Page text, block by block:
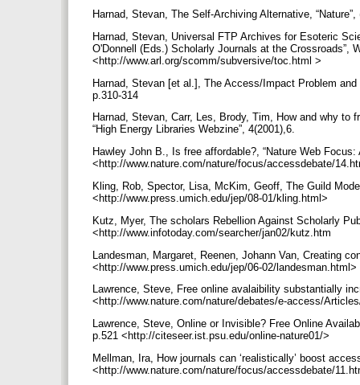
Harnad, Stevan, The Self-Archiving Alternative,
Harnad, Stevan, Universal FTP Archives for Esoteric
O'Donnell (Eds.) Scholarly Journals at the Crossroads”,
<http://www.arl.org/scomm/subversive/toc.html >
Harnad, Stevan [et al.], The Access/Impact Problem
p.310-314
Harnad, Stevan, Carr, Les, Brody, Tim, How and why to
“High Energy Libraries Webzine”, 4(2001),6.
Hawley John B., Is free affordable?, “Nature Web
<http://www.nature.com/nature/focus/accessdebate/
Kling, Rob, Spector, Lisa, McKim, Geoff, The Guild
<http://www.press.umich.edu/jep/08-01/kling.html>
Kutz, Myer, The scholars Rebellion Against Scholarly
<http://www.infotoday.com/searcher/jan02/kutz.htm
Landesman, Margaret, Reenen, Johann Van, Creating
<http://www.press.umich.edu/jep/06-02/landesman.html>
Lawrence, Steve, Free online avalaibility substantially
<http://www.nature.com/nature/debates/e-access/
Lawrence, Steve, Online or Invisible? Free Online
p.521 <http://citeseer.ist.psu.edu/online-nature01/>
Mellman, Ira, How journals can ‘realistically’ boost
<http://www.nature.com/nature/focus/accessdebate/